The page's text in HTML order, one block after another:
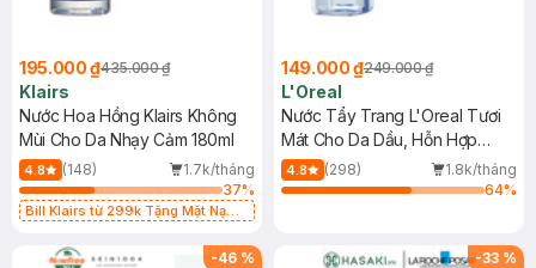
195.000 ₫435.000 ₫
Klairs
Nước Hoa Hồng Klairs Không
Mùi Cho Da Nhạy Cảm 180ml
4.8 (148)
1.7k/tháng
37%
Bill Klairs từ 299k Tặng Mặt Nạ
25ml (SL Có Hạn)
149.000 ₫249.000 ₫
L'Oreal
Nước Tẩy Trang L'Oreal Tươi
Mát Cho Da Dầu, Hỗn Hợp
400ml
4.8 (298)
1.8k/tháng
64%
-46 % -33 %